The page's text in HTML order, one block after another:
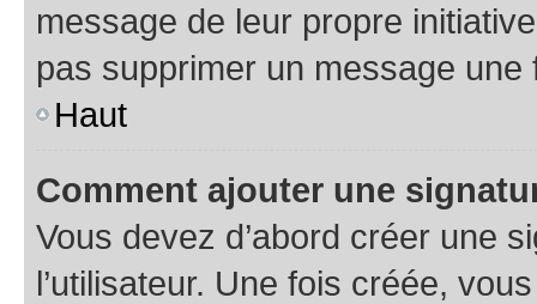
message de leur propre
pas supprimer un message une
Haut
Comment ajouter une
Vous devez d’abord créer une
l’utilisateur. Une fois créée,